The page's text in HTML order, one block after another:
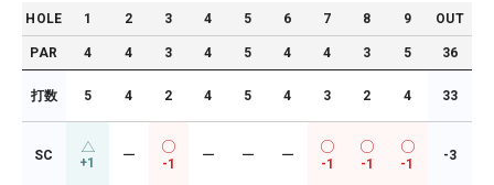
HOLE 1 2 3 4 5 6 7 8 9 OUT
PAR 4 4 3 4 5 4 4 3 5 36
打数 5 4 2 4 5 4 3 2 4 33
SC +1 ー
-1
ー ー ー
-1 -1 -1
-3